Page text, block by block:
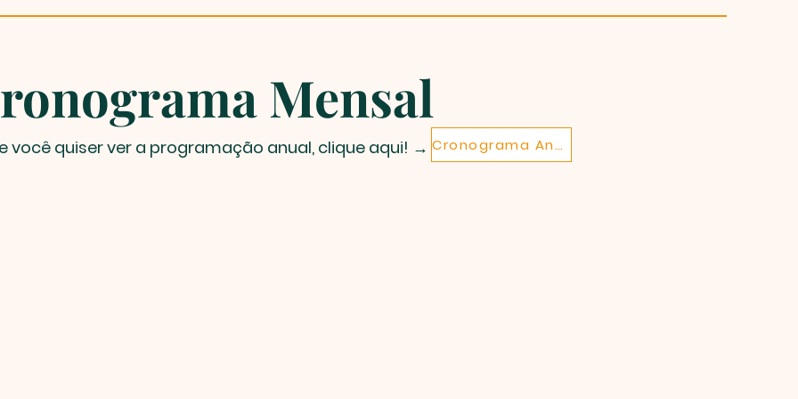
Mensal
você quiser ver a programação anual, clique aqui! → Cronograma Anual